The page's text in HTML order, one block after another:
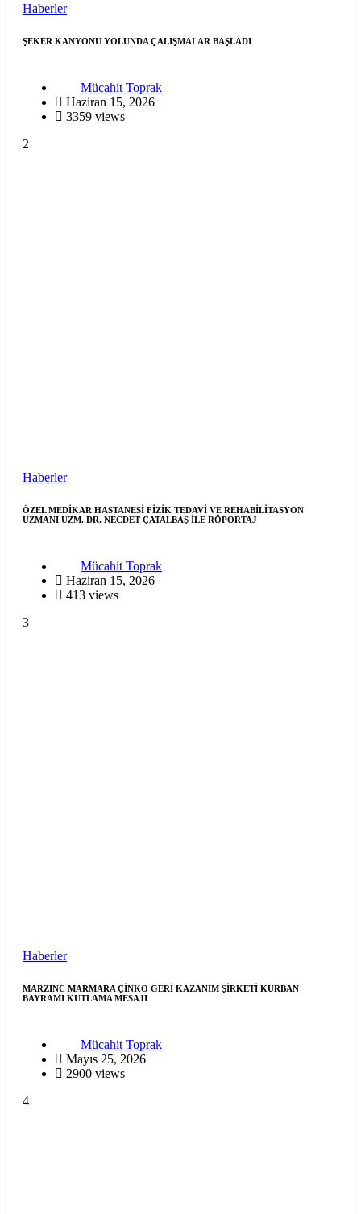
Haberler
ŞEKER KANYONU YOLUNDA ÇALIŞMALAR BAŞLADI
Mücahit Toprak
Haziran 15, 2026
3359 views
2
Haberler
ÖZEL MEDİKAR HASTANESİ FİZİK TEDAVİ VE REHABİLİTASYON
UZMANI UZM. DR. NECDET ÇATALBAŞ İLE RÖPORTAJ
Mücahit Toprak
Haziran 15, 2026
413 views
3
Haberler
MARZINC MARMARA ÇİNKO GERİ KAZANIM ŞİRKETİ KURBAN
BAYRAMI KUTLAMA MESAJI
Mücahit Toprak
Mayıs 25, 2026
2900 views
4